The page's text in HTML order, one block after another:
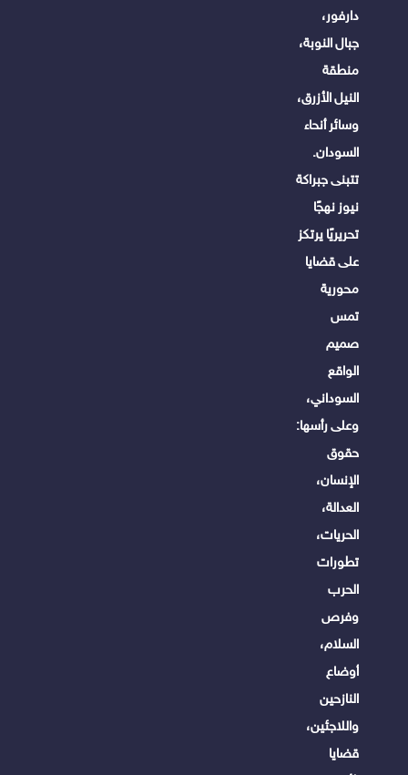
دارفور،
جبال النوبة،
منطقة
النيل الأزرق،
وسائر أنحاء
السودان.
تتبنى جبراكة
نيوز نهجًا
تحريريًا يرتكز
على قضايا
محورية
تمس
صميم
الواقع
السوداني،
وعلى رأسها:
حقوق
الإنسان،
العدالة،
الحريات،
تطورات
الحرب
وفرص
السلام،
أوضاع
النازحين
واللاجئين،
قضايا